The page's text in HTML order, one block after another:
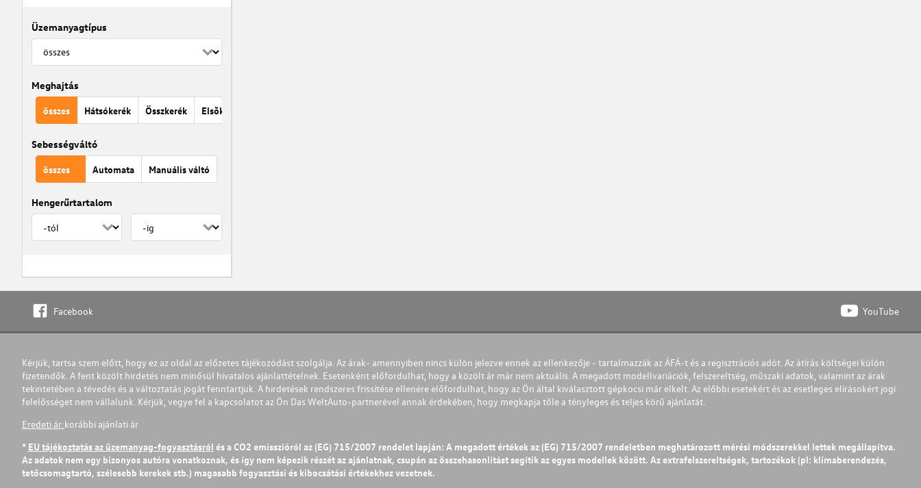
Üzemanyagtípus
Meghajtás
összes Hátsókerék Összkerék Elsõkerék
Sebességváltó
összes Automata Manuális váltó
Hengerűrtartalom
Facebook YouTube
Kérjük, tartsa szem előtt, hogy ez az oldal az előzetes tájékozódást szolgálja. Az árak- amennyiben nincs külön jelezve ennek az ellenkezője - tartalmazzák az ÁFÁ-t és a regisztrációs adót. Az átírás költségei külön
fizetendők. A fent közölt hirdetés nem minősül hivatalos ajánlattételnek. Esetenként előfordulhat, hogy a közölt ár már nem aktuális. A megadott modellvariációk, felszereltség, műszaki adatok, valamint az árak
tekintetében a tévedés és a változtatás jogát fenntartjuk. A hirdetések rendszeres frissítése ellenére előfordulhat, hogy az Ön által kiválasztott gépkocsi már elkelt. Az előbbi esetekért és az esetleges elírásokért jogi
felelősséget nem vállalunk. Kérjük, vegye fel a kapcsolatot az Ön Das WeltAuto-partnerével annak érdekében, hogy megkapja tőle a tényleges és teljes körű ajánlatát.
Eredeti ár:korábbi ajánlati ár
* EU tájékoztatás az üzemanyag-fogyasztásról és a CO2 emisszióról az (EG) 715/2007 rendelet lapján: A megadott értékek az (EG) 715/2007 rendeletben meghatározott mérési módszerekkel lettek megállapítva.
Az adatok nem egy bizonyos autóra vonatkoznak, és így nem képezik részét az ajánlatnak, csupán az összehasonlítást segítik az egyes modellek között. Az extrafelszereltségek, tartozékok (pl: klímaberendezés,
tetőcsomagtartó, szélesebb kerekek stb.) magasabb fogyasztási és kibocsátási értékekhez vezetnek.